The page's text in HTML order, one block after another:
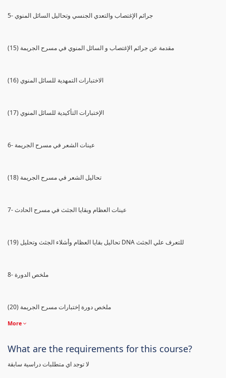
5- جرائم الإغتصاب والتعدي الجنسي وتحاليل السائل المنوي
(15) مقدمة عن جرائم الإغتصاب و السائل المنوي في مسرح الجريمة
(16) الاختبارات التمهدية للسائل المنوي
(17) الإختبارات التأكيدية للسائل المنوي
6- عينات الشعر في مسرح الجريمة
(18) تحاليل الشعر في مسرح الجريمة
7- عينات العظام وبقايا الجثث في مسرح الحادث
(19) تحاليل بقايا العظام وأشلاء الجثث وتحليل DNA للتعرف علي الجثث
8- ملخص الدورة
(20) ملخص دورة إختبارات مسرح الجريمة
More
What are the requirements for this course?
لا توجد اي متطلبات دراسية سابقة